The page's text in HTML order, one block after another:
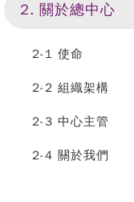
2. 關於總中心
2-1 使命
2-2 組織架構
2-3 中心主管
2-4 關於我們